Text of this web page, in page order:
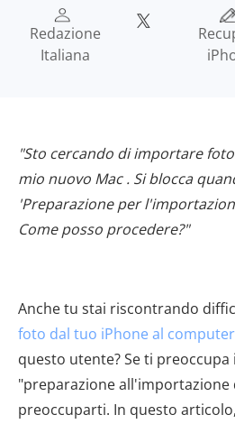
Redazione
Italiana
"Sto cercando di importare
mio nuovo Mac . Si blocca
'Preparazione per
Come posso procedere?"
Anche tu stai riscontrando
foto dal tuo iPhone al computer
questo utente? Se ti
"preparazione all'importazione
preoccuparti. In questo